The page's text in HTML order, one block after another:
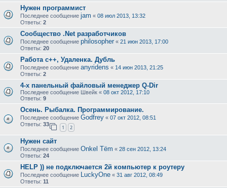
Нужен программист
Последнее сообщение jam « 08 июл 2013, 13:32
Ответы: 2
Сообщество .Net разработчиков
Последнее сообщение philosopher « 21 июн 2013, 17:00
Ответы: 20
Работа с++, Удаленка. Дубль
Последнее сообщение anyridens « 14 июн 2013, 21:25
Ответы: 2
4-х панельный файловый менеджер Q-Dir
Последнее сообщение Швейк « 08 окт 2012, 17:10
Ответы: 9
Осень. Рыбалка. Программирование.
Последнее сообщение Godfrey « 07 окт 2012, 08:51
Ответы: 33
1 2
Нужен сайт
Последнее сообщение Onkel Tёm « 28 сен 2012, 13:24
Ответы: 24
HELP )) не подключается 2й компьютер к роутеру
Последнее сообщение LuckyOne « 31 авг 2012, 08:49
Ответы: 11